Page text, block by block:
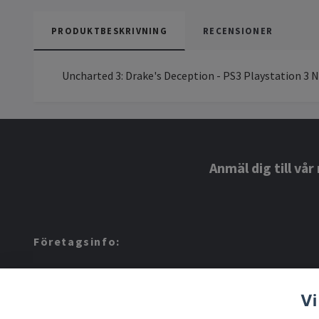
PRODUKTBESKRIVNING RECENSIONER
Uncharted 3: Drake's Deception - PS3 Playstation 3
Anmäl dig till
Företagsinfo: